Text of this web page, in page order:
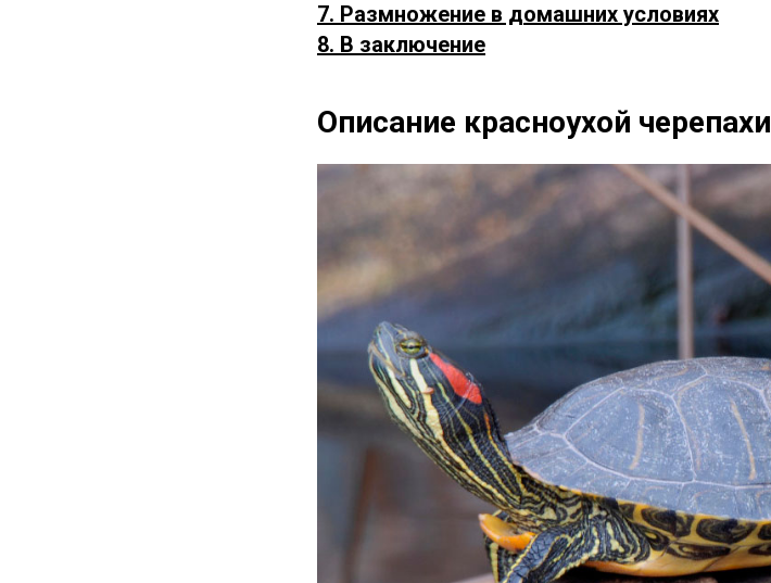
7. Размножение в домашних условиях
8. В заключение
Описание красноухой черепахи